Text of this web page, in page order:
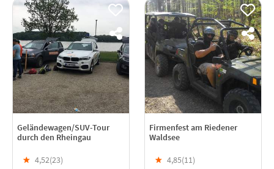
Geländewagen/SUV-Tour
durch den Rheingau
★ 4,52(23)
Firmenfest am Riedener
Waldsee
★ 4,85(11)